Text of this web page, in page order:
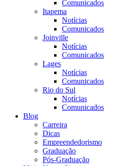
Comunicados
Itapema
Notícias
Comunicados
Joinville
Notícias
Comunicados
Lages
Notícias
Comunicados
Rio do Sul
Notícias
Comunicados
Blog
Carreira
Dicas
Empreendedorismo
Graduação
Pós-Graduação